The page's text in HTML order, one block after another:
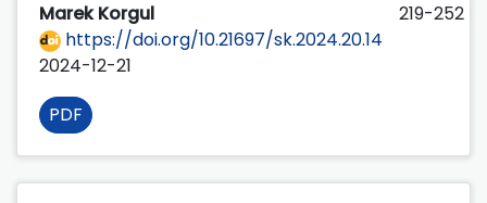
Marek Korgul
219-252
https://doi.org/10.21697/sk.2024.20.14
2024-12-21
PDF